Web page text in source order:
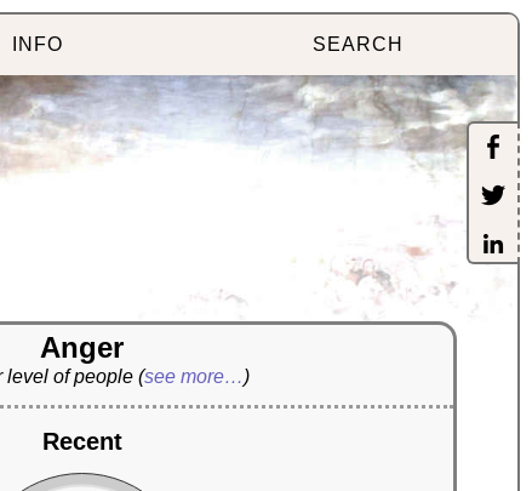
INFO SEARCH
Anger
level of people(see more…)
Recent